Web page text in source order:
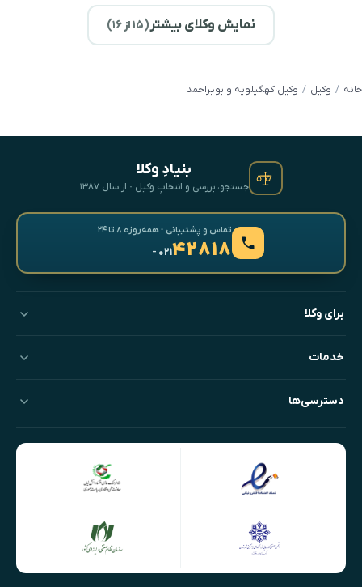
نمایش وکلای بیشتر(۱۵از ۱۶)
خانه وکیل وکیل کهگیلویه و بویراحمد
بنیادِ وکلا
جستجو، بررسی و انتخابِ وکیل · از سال ۱۳۸۷
تماس و پشتیبانی · همه‌روزه ۸ تا ۲۴
۴۲۸۱۸- ۰۲۱
برای وکلا
خدمات
دسترسی‌ها